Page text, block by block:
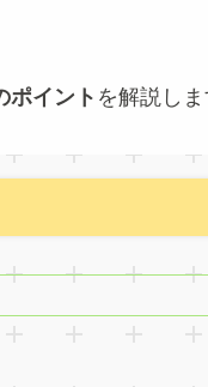
ポイント を解説しま